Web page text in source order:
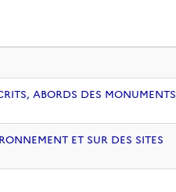
ABORDS DES MONUMENTS
ET SUR DES SITES